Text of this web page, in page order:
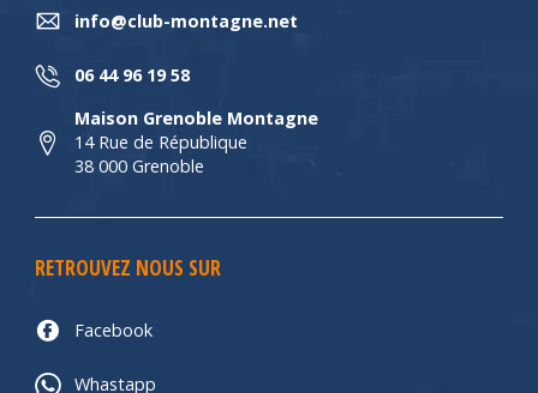
info@club-montagne.net
06 44 96 19 58
Maison Grenoble Montagne
14 Rue de République
38 000 Grenoble
RETROUVEZ NOUS SUR
Facebook
Whastapp